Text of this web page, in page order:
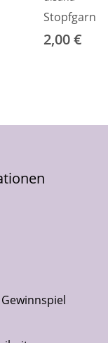
Stopfgarn
2,00 €